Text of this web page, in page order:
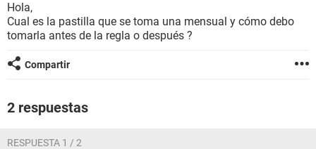
BIENESTAR
Hola,
Cual es la pastilla que se toma una mensual y cómo debo
tomarla antes de la regla o después ?
Compartir
2 respuestas
RESPUESTA 1 / 2